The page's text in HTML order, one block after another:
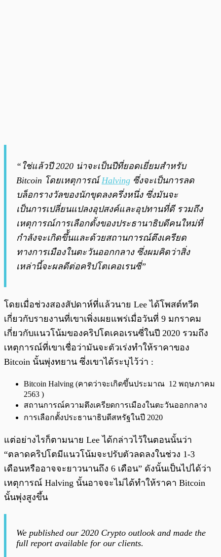
“ใช่แล้วปี 2020 น่าจะเป็นปีที่ยอดเยี่ยมสำหรับ
Bitcoin โดยเหตุการณ์ Halving ซึ่งจะเป็นการลด
บล็อกรางวัลของนักขุดลงครึ่งหนึ่ง ซึ่งมันจะ
เป็นการเปลี่ยนแปลงอุปสงค์และอุปทานที่ดี รวมถึง
เหตุการณ์การเลือกตั้งของประธานาธิบดีคนใหม่ที่
กำลังจะเกิดขึ้้นและด้วยสถานการณ์ตึงเครียด
ทางการเมืองในตะวันออกกลาง ซึ่งผมคิดว่าสิ่ง
เหล่านี้จะผลดีต่อคริปโตเคอเรนซี่”
โดยเมื่อช่วงสองสัปดาห์ที่แล้วนาย Lee ได้โพสต์ทวีต
เกี่ยวกับรายงานที่เขาเพิ่งเผยแพร่เมื่อวันที่ 9 มกราคม
เกี่ยวกับแนวโน้มของคริปโตเคอเรนซี่ในปี 2020 รวมถึง
เหตุการณ์ที่เขาเชื่อว่ามันจะตัวเร่งทำให้ราคาของ
Bitcoin นั้นพุ่งทยาน ซึ่งเขาได้ระบุไว้ว่า :
Bitcoin Halving (คาดว่าจะเกิดขึ้นประมาณ 12 พฤษภาคม
2563 )
สถานการณ์ความตึงเครียดการเมืองในตะวันออกกลาง
การเลือกตั้งประธานาธิบดีสหรัฐในปี 2020
แต่อย่างไรก็ตามนาย Lee ได้กล่าวไว้ในตอนนั้นว่า
“ตลาดคริปโตมีแนวโน้มจะปรับตัวลดลงในช่วง 1-3
เดือนหรืออาจจะยาวนานถึง 6 เดือน” ดังนั้นเป็นไปได้ว่า
เหตุการณ์ Halving นั้นอาจจะไม่ได้ทำให้ราคา Bitcoin
นั้นพุ่งสูงขึ้น
We published our 2020 Crypto outlook and made the
full report available for our clients.